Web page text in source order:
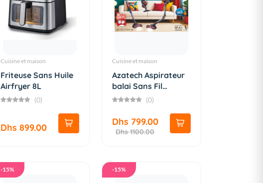
Cuisine et maison
Friteuse Sans Huile
Airfryer 8L
(0)
Dhs 899.00
Cuisine et maison
Azatech Aspirateur
balai Sans Fil
Batter... (0)
Dhs 799.00
Dhs 1100.00
-15% -15%